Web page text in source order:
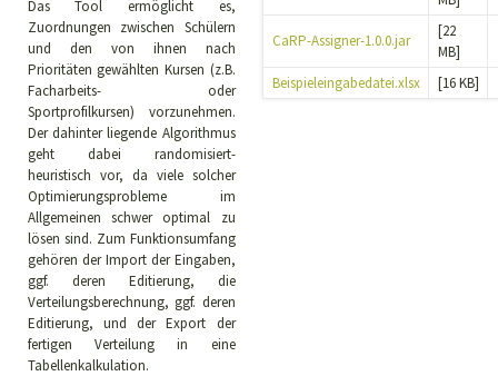
Das Tool ermöglicht es,
Zuordnungen zwischen Schülern
und den von ihnen nach
Prioritäten gewählten Kursen (z.B.
Facharbeits- oder
Sportprofilkursen) vorzunehmen.
Der dahinter liegende Algorithmus
geht dabei randomisiert-
heuristisch vor, da viele solcher
Optimierungsprobleme im
Allgemeinen schwer optimal zu
lösen sind. Zum Funktionsumfang
gehören der Import der Eingaben,
ggf. deren Editierung, die
Verteilungsberechnung, ggf. deren
Editierung, und der Export der
fertigen Verteilung in eine
Tabellenkalkulation.
CaRP-Assigner-1.0.0.jar
[22
MB]
Beispieleingabedatei.xlsx [16 KB]